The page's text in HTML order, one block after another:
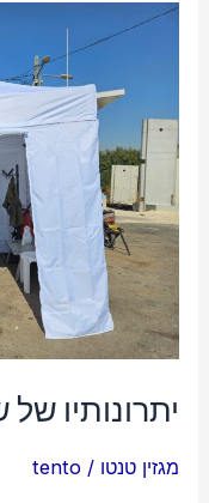
יתרונותיו
מגזין טנטו /
tento
יתרונותיו
באוהל
כמחסן